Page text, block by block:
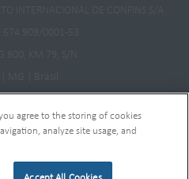
INTERNACIONAL DE CONFINS S/A
0001-53
800, KM 79, S/N
| MG | Brasil
Belo Horizonte. All Rights Reserved.
agree to the storing of cookies
analyze site usage, and